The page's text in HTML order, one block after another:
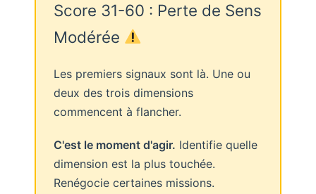
Score 31-60 : Perte de Sens
Modérée
Les premiers signaux sont là. Une ou
deux des trois dimensions
commencent à flancher.
C'est le moment d'agir. Identifie quelle
dimension est la plus touchée.
Renégocie certaines missions.